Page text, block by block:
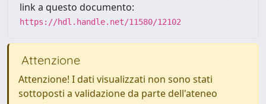
link a questo documento:
https://hdl.handle.net/11580/12102
Attenzione
Attenzione! I dati visualizzati non sono stati
sottoposti a validazione da parte dell'ateneo